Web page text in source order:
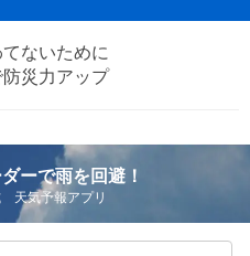
ないために
災力アップ
ーで雨を回避！
天気予報アプリ